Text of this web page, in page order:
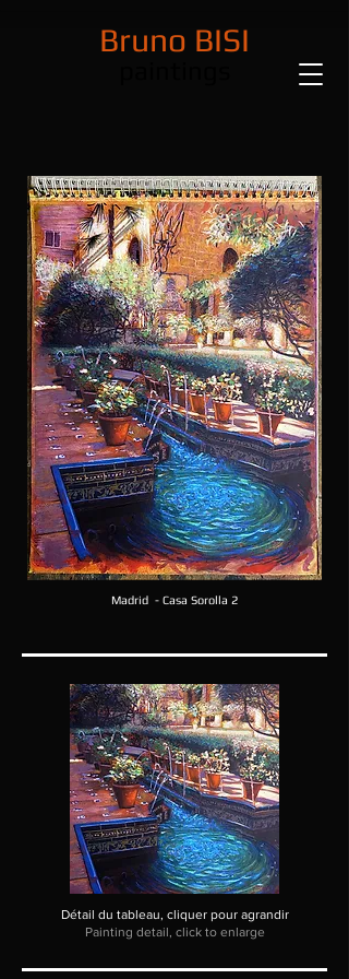
Bruno BISI
Madrid - Casa Sorolla 2
Détail du tableau, cliquer pour agrandir
Painting detail, click to enlarge